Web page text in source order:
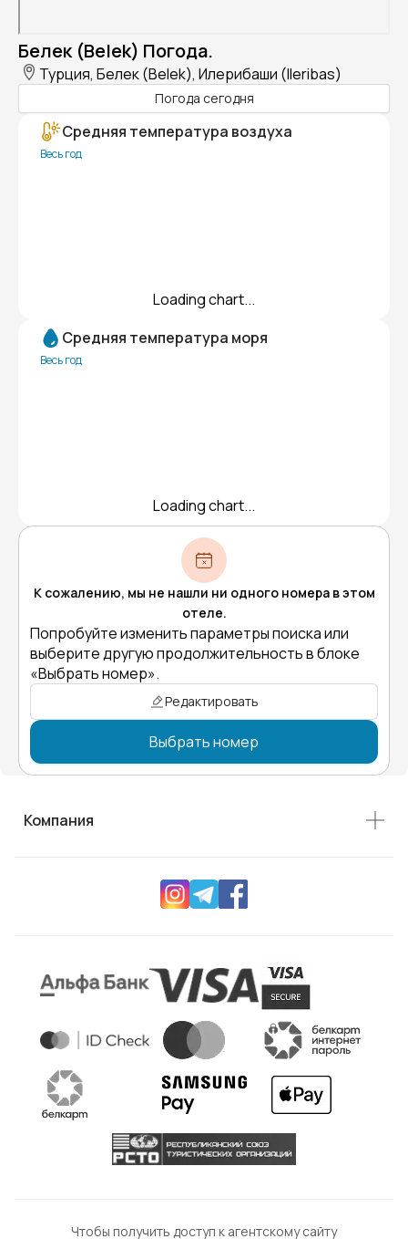
Белек (Belek) Погода.
Турция, Белек (Belek), Илерибаши (Ileribas)
Погода сегодня
Средняя температура воздуха
Весь год
Loading chart...
Средняя температура моря
Весь год
Loading chart...
К сожалению, мы не нашли ни одного номера в этом
отеле.
Попробуйте изменить параметры поиска или
выберите другую продолжительность в блоке
«Выбрать номер».
Редактировать
Выбрать номер
Компания
Чтобы получить доступ к агентскому сайту